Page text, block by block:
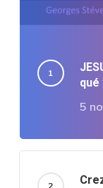
qué
5